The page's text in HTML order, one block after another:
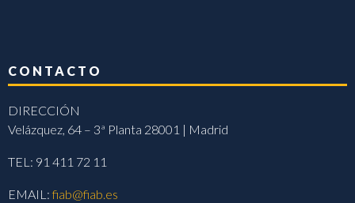
CONTACTO
DIRECCIÓN
Velázquez, 64 – 3ª Planta 28001 | Madrid
TEL: 91 411 72 11
EMAIL:fiab@fiab.es